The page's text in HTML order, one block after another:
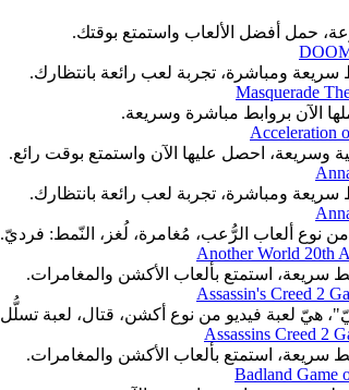
حمل أفضل الألعاب واستمتع بوقتك.
سريعة ومباشرة، تجربة لعب رائعة بانتظارك.
Masquerade
Acceleration
وسريعة، احصل عليها الآن واستمتع بوقت رائع.
سريعة ومباشرة، تجربة لعب رائعة بانتظارك.
من نوع ألعاب الرُّعب، مُغامرة، لُغز، النّمط: فرديّ.
Another World 20th
سريعة، استمتع بألعاب الأكشن والمغامرات.
Assassin's Creed 2
Assassins Creed 2
سريعة، استمتع بألعاب الأكشن والمغامرات.
Badland Game